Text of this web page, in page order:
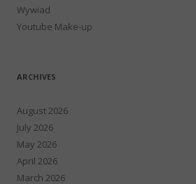
Wywiad
Youtube Make-up
ARCHIVES
August 2026
July 2026
May 2026
April 2026
March 2026